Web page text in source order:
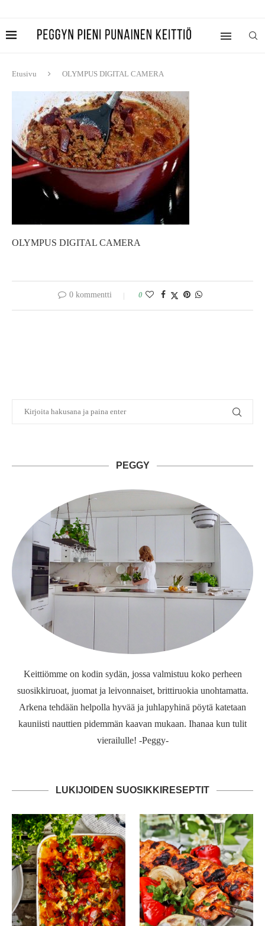
Etusivu OLYMPUS DIGITAL CAMERA
OLYMPUS DIGITAL CAMERA
0 kommentti 0
PEGGY
Keittiömme on kodin sydän, jossa valmistuu koko perheen
suosikkiruoat, juomat ja leivonnaiset, brittiruokia unohtamatta.
Arkena tehdään helpolla hyvää ja juhlapyhinä pöytä katetaan
kauniisti nauttien pidemmän kaavan mukaan. Ihanaa kun tulit
vierailulle! -Peggy-
LUKIJOIDEN SUOSIKKIRESEPTIT